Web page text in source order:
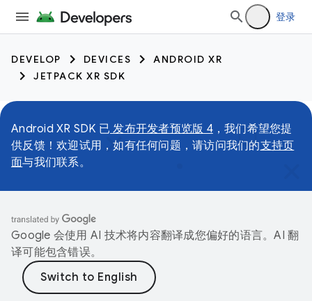
登录
DEVELOP DEVICES
ANDROID XR
JETPACK XR SDK
Android XR SDK 已 发布开发者预览版 4，我们希望您提
供反馈！欢迎试用，如有任何问题，请访问我们的支持页
面与我们联系。
Google 会使用 AI 技术将内容翻译成您偏好的语言。AI 翻
译可能包含错误。